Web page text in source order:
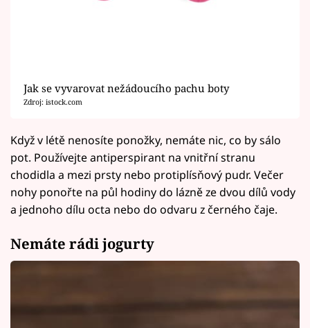
Jak se vyvarovat nežádoucího pachu boty
Zdroj: istock.com
Když v létě nenosíte ponožky, nemáte nic, co by sálo
pot. Používejte antiperspirant na vnitřní stranu
chodidla a mezi prsty nebo protiplísňový pudr. Večer
nohy ponořte na půl hodiny do lázně ze dvou dílů vody
a jednoho dílu octa nebo do odvaru z černého čaje.
Nemáte rádi jogurty